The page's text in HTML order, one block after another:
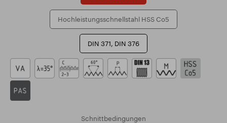
Hochleistungsschnellstahl HSS Co5
DIN 371, DIN 376
Schnittbedingungen